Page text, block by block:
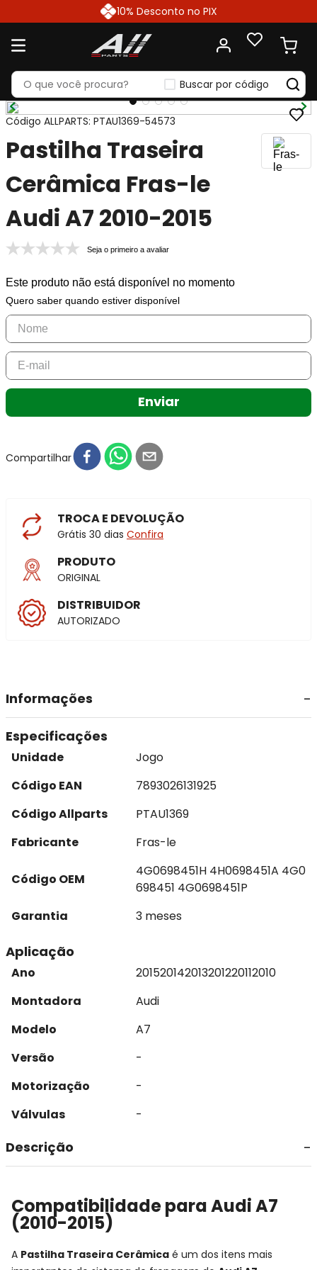
10% Desconto no PIX
Buscar por código
Código ALLPARTS: PTAU1369-54573
Pastilha Traseira
Cerâmica Fras-le
Audi A7 2010-2015
Seja o primeiro a avaliar
Este produto não está disponível no momento
Quero saber quando estiver disponível
Enviar
Compartilhar
TROCA E DEVOLUÇÃO
Grátis 30 dias Confira
PRODUTO
ORIGINAL
DISTRIBUIDOR
AUTORIZADO
Informações
Especificações
Unidade
Jogo
Código EAN
7893026131925
Código Allparts
PTAU1369
Fabricante
Fras-le
Código OEM
4G0698451H 4H0698451A 4G0
698451 4G0698451P
Garantia
3 meses
Aplicação
Ano 201520142013201220112010
Montadora
Audi
Modelo
A7
Versão
-
Motorização
-
Válvulas
-
Descrição
Compatibilidade para Audi A7
(2010-2015)
A Pastilha Traseira Cerâmica é um dos itens mais